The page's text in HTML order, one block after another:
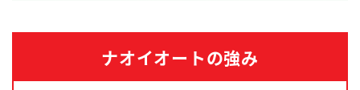
ナオイオートの強み